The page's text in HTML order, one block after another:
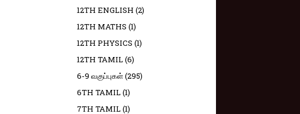
12TH ENGLISH (2)
12TH MATHS (1)
12TH PHYSICS (1)
12TH TAMIL(6)
6-9 வகுப்புகள்(295)
6TH TAMIL(1)
7TH TAMIL(1)